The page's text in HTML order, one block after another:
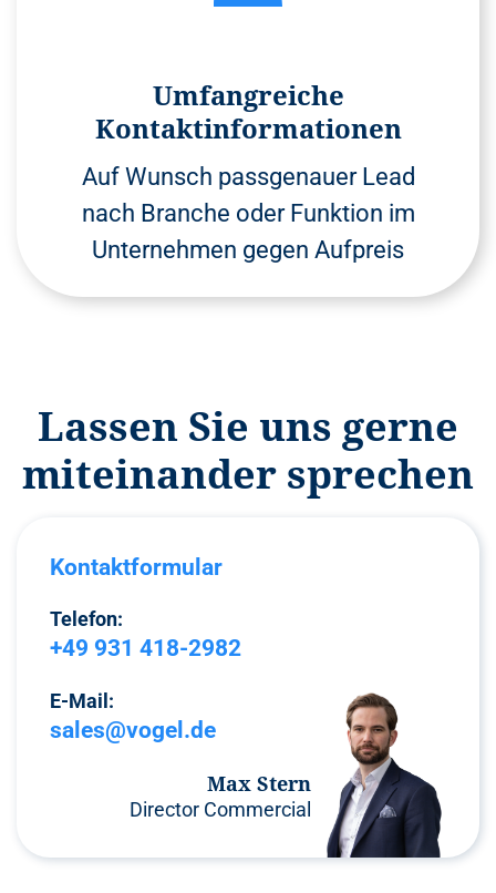
Umfangreiche
Kontaktinformationen
Auf Wunsch passgenauer Lead
nach Branche oder Funktion im
Unternehmen gegen Aufpreis
Lassen Sie uns gerne
miteinander sprechen
Kontaktformular
Telefon:
+49 931 418-2982
E-Mail:
sales@vogel.de
Max Stern
Director Commercial